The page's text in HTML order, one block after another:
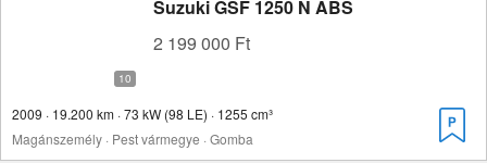
Suzuki GSF 1250 N ABS
2 199 000 Ft
2009 · 19.200 km · 73 kW (98 LE) · 1255 cm³
Magánszemély · Pest vármegye · Gomba